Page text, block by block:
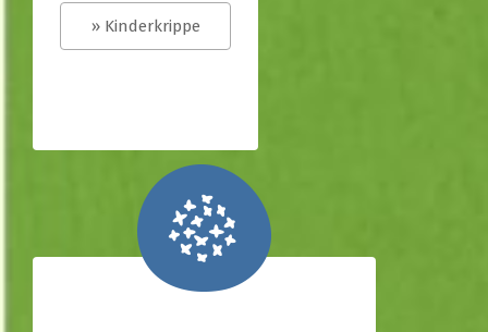
» Kinderkrippe